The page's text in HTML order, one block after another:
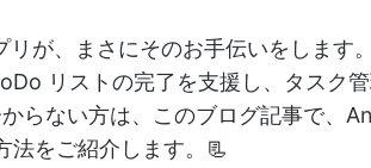
が、まさにそのお手伝いをします
リストの完了を支援し、タスク
らない方は、このブログ記事で、
法をご紹介します。📃